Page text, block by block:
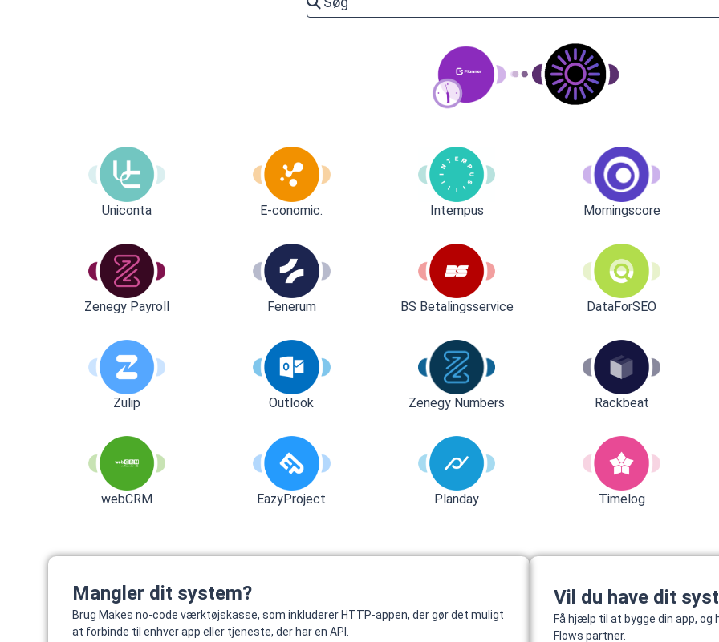
Uniconta E-conomic. Intempus Morningscore
Zenegy Payroll Fenerum BS Betalingsservice DataForSEO
Zulip Outlook Zenegy Numbers Rackbeat
webCRM EazyProject Planday Timelog
Mangler dit system?
Brug Makes no-code værktøjskasse, som inkluderer HTTP-appen, der gør det muligt
at forbinde til enhver app eller tjeneste, der har en API.
Vil du have dit
Få hjælp til at bygge din app,
Flows partner.